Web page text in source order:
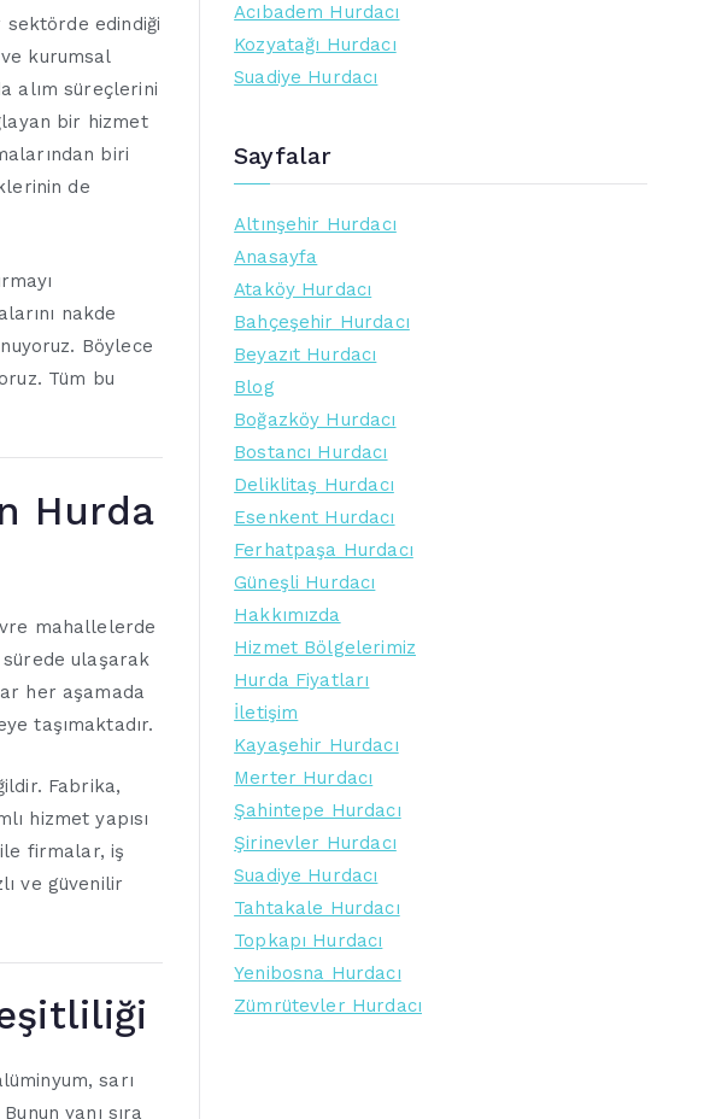
sektörde edindiği
kurumsal
alım süreçlerini
bir hizmet
biri
de
nakde
Böylece
Tüm bu
Hurda
mahallelerde
sürede ulaşarak
her aşamada
taşımaktadır.
Fabrika,
hizmet yapısı
firmalar, iş
ve güvenilir
sarı
yanı sıra
Acıbadem Hurdacı
Kozyatağı Hurdacı
Suadiye Hurdacı
Sayfalar
Altınşehir Hurdacı
Anasayfa
Ataköy Hurdacı
Bahçeşehir Hurdacı
Beyazıt Hurdacı
Blog
Boğazköy Hurdacı
Bostancı Hurdacı
Deliklitaş Hurdacı
Esenkent Hurdacı
Ferhatpaşa Hurdacı
Güneşli Hurdacı
Hakkımızda
Hizmet Bölgelerimiz
Hurda Fiyatları
İletişim
Kayaşehir Hurdacı
Merter Hurdacı
Şahintepe Hurdacı
Şirinevler Hurdacı
Suadiye Hurdacı
Tahtakale Hurdacı
Topkapı Hurdacı
Yenibosna Hurdacı
Zümrütevler Hurdacı